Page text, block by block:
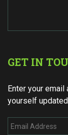
GET IN
Enter your
yourself